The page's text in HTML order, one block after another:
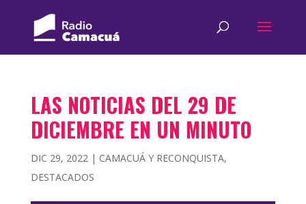
LAS NOTICIAS DEL 29 DE
DICIEMBRE EN UN MINUTO
DIC 29, 2022| CAMACUÁ Y RECONQUISTA,
DESTACADOS